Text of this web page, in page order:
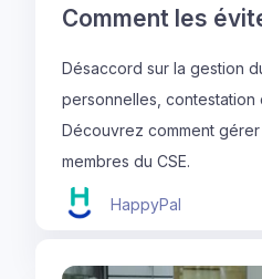
Comment les
Désaccord sur la gestion
personnelles, contestation
Découvrez comment
membres du CSE.
HappyPal